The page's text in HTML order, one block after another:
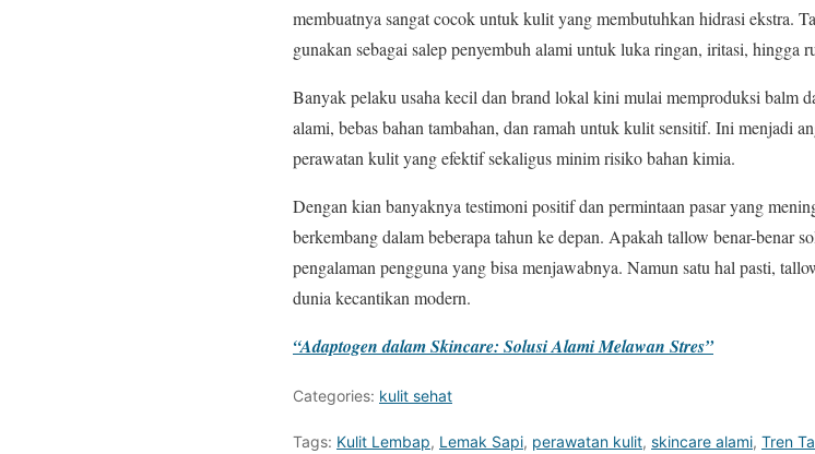
membuatnya sangat cocok untuk kulit yang membutuhkan hidrasi ekstra.
gunakan sebagai salep penyembuh alami untuk luka ringan, iritasi, hingga
Banyak pelaku usaha kecil dan brand lokal kini mulai memproduksi balm
alami, bebas bahan tambahan, dan ramah untuk kulit sensitif. Ini menjadi
perawatan kulit yang efektif sekaligus minim risiko bahan kimia.
Dengan kian banyaknya testimoni positif dan permintaan pasar yang
berkembang dalam beberapa tahun ke depan. Apakah tallow benar-benar
pengalaman pengguna yang bisa menjawabnya. Namun satu hal pasti,
dunia kecantikan modern.
“Adaptogen dalam Skincare: Solusi Alami Melawan Stres”
Categories: kulit sehat
Tags: Kulit Lembap, Lemak Sapi, perawatan kulit, skincare alami, Tren